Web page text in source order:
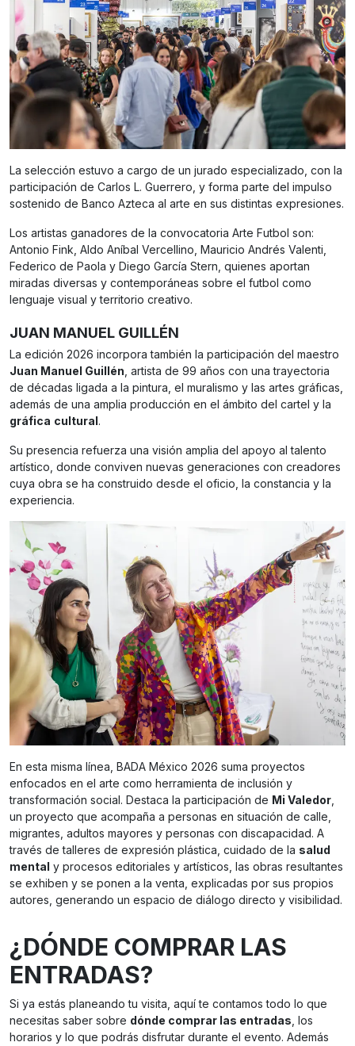
La selección estuvo a cargo de un jurado especializado, con la
participación de Carlos L. Guerrero, y forma parte del impulso
sostenido de Banco Azteca al arte en sus distintas expresiones.
Los artistas ganadores de la convocatoria Arte Futbol son:
Antonio Fink, Aldo Aníbal Vercellino, Mauricio Andrés Valenti,
Federico de Paola y Diego García Stern, quienes aportan
miradas diversas y contemporáneas sobre el futbol como
lenguaje visual y territorio creativo.
JUAN MANUEL GUILLÉN
La edición 2026 incorpora también la participación del maestro
Juan Manuel Guillén, artista de 99 años con una trayectoria
de décadas ligada a la pintura, el muralismo y las artes gráficas,
además de una amplia producción en el ámbito del cartel y la
gráfica cultural.
Su presencia refuerza una visión amplia del apoyo al talento
artístico, donde conviven nuevas generaciones con creadores
cuya obra se ha construido desde el oficio, la constancia y la
experiencia.
En esta misma línea, BADA México 2026 suma proyectos
enfocados en el arte como herramienta de inclusión y
transformación social. Destaca la participación de Mi Valedor
un proyecto que acompaña a personas en situación de calle,
migrantes, adultos mayores y personas con discapacidad. A
través de talleres de expresión plástica, cuidado de la salud
mental y procesos editoriales y artísticos, las obras resultantes
se exhiben y se ponen a la venta, explicadas por sus propios
autores, generando un espacio de diálogo directo y visibilidad.
¿DÓNDE COMPRAR LAS
ENTRADAS?
Si ya estás planeando tu visita, aquí te contamos todo lo que
necesitas saber sobre dónde comprar las entradas , los
horarios y lo que podrás disfrutar durante el evento. Además